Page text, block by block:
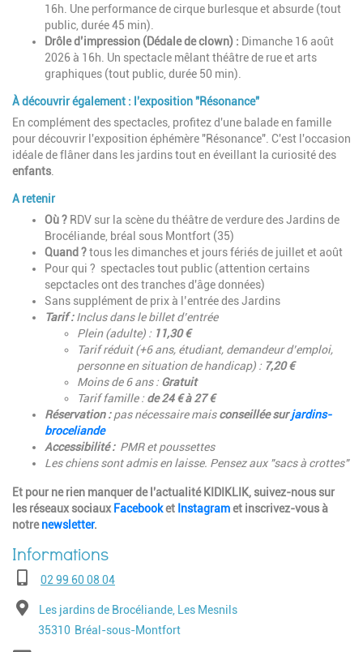
16h. Une performance de cirque burlesque et absurde (tout
public, durée 45 min).
Drôle d’impression (Dédale de clown) : Dimanche 16 août
2026 à 16h. Un spectacle mêlant théâtre de rue et arts
graphiques (tout public, durée 50 min).
À découvrir également : l'exposition "Résonance"
En complément des spectacles, profitez d'une balade en famille
pour découvrir l'exposition éphémère "Résonance". C'est l'occasion
idéale de flâner dans les jardins tout en éveillant la curiosité des
enfants
A retenir
Où ? RDV sur la scène du théâtre de verdure des Jardins de
Brocéliande, bréal sous Montfort (35)
Quand ?tous les dimanches et jours fériés de juillet et août
Pour qui ? spectacles tout public (attention certains
sepctacles ont des tranches d'âge données)
Sans supplément de prix à l’entrée des Jardins
Tarif :Inclus dans le billet d’entrée
Plein (adulte) : 11,30 €
Tarif réduit (+6 ans, étudiant, demandeur d’emploi,
personne en situation de handicap) : 7,20 €
Moins de 6 ans : Gratuit
Tarif famille : de 24 € à 27 €
Réservation :pas nécessaire maisconseillée surjardins-
broceliande
Accessibilité : PMR et poussettes
Les chiens sont admis en laisse. Pensez aux "sacs à crottes"
Et pour ne rien manquer de l'actualité KIDIKLIK, suivez-nous sur
les réseaux sociaux Facebooket Instagramet inscrivez-vous à
notrenewsletter.
Téléphone02 99 60 08 04
AdresseLes jardins de Brocéliande, Les Mesnils
Code postal
35310 Ville
Bréal-sous-Montfort